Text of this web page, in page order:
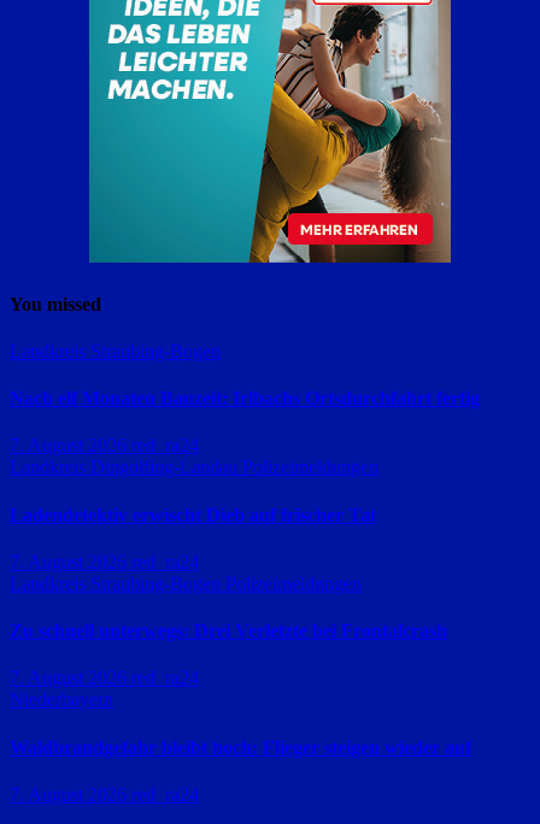
You missed
Landkreis Straubing-Bogen
Nach elf Monaten Bauzeit: Irlbachs Ortsdurchfahrt fertig
7. August 2026 red_ra24
Landkreis Dingolfing-Landau Polizeimeldungen
Ladendetektiv erwischt Dieb auf frischer Tat
7. August 2026 red_ra24
Landkreis Straubing-Bogen Polizeimeldungen
Zu schnell unterwegs: Drei Verletzte bei Frontalcrash
7. August 2026 red_ra24
Niederbayern
Waldbrandgefahr bleibt hoch: Flieger steigen wieder auf
7. August 2026 red_ra24